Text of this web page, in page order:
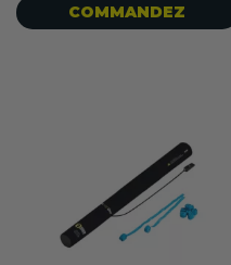
COMMANDEZ